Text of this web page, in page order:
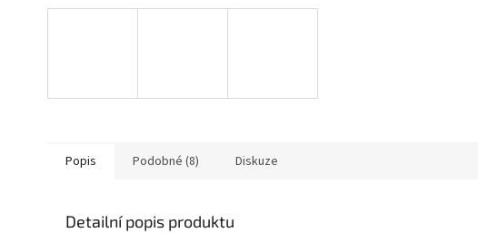
Popis Podobné (8) Diskuze
Detailní popis produktu